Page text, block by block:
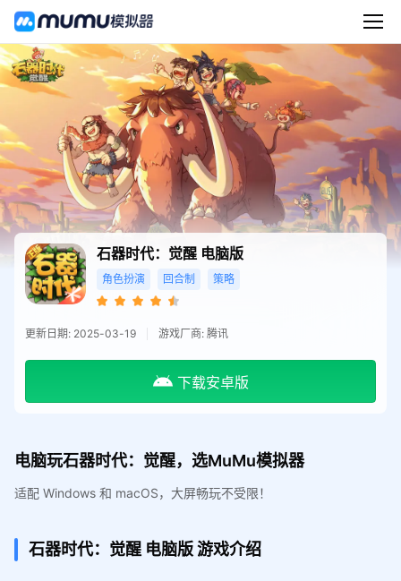
石器时代：觉醒 电脑版
角色扮演 回合制 策略
更新日期: 2025-03-19 游戏厂商: 腾讯
下载安卓版
电脑玩石器时代：觉醒，选MuMu模拟器
适配 Windows 和 macOS，大屏畅玩不受限！
石器时代：觉醒 电脑版游戏介绍